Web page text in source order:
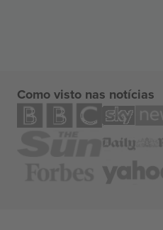
Como visto nas notícias